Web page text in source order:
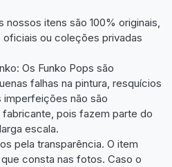
nossos itens são 100% originais,
ou coleções privadas
Os Funko Pops são
falhas na pintura, resquícios
imperfeições não são
pois fazem parte do
escala.
pela transparência. O item
consta nas fotos. Caso o